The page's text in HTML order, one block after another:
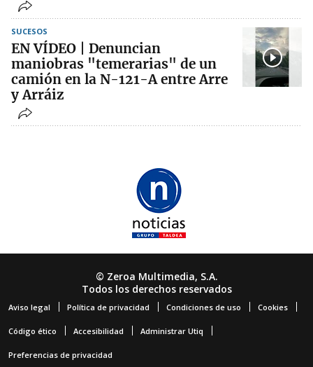
SUCESOS
EN VÍDEO | Denuncian
maniobras "temerarias" de un
camión en la N-121-A entre Arre
y Arráiz
© Zeroa Multimedia, S.A.
Todos los derechos reservados
Aviso legal Política de privacidad Condiciones de uso Cookies
Código ético Accesibilidad Administrar Utiq
Preferencias de privacidad